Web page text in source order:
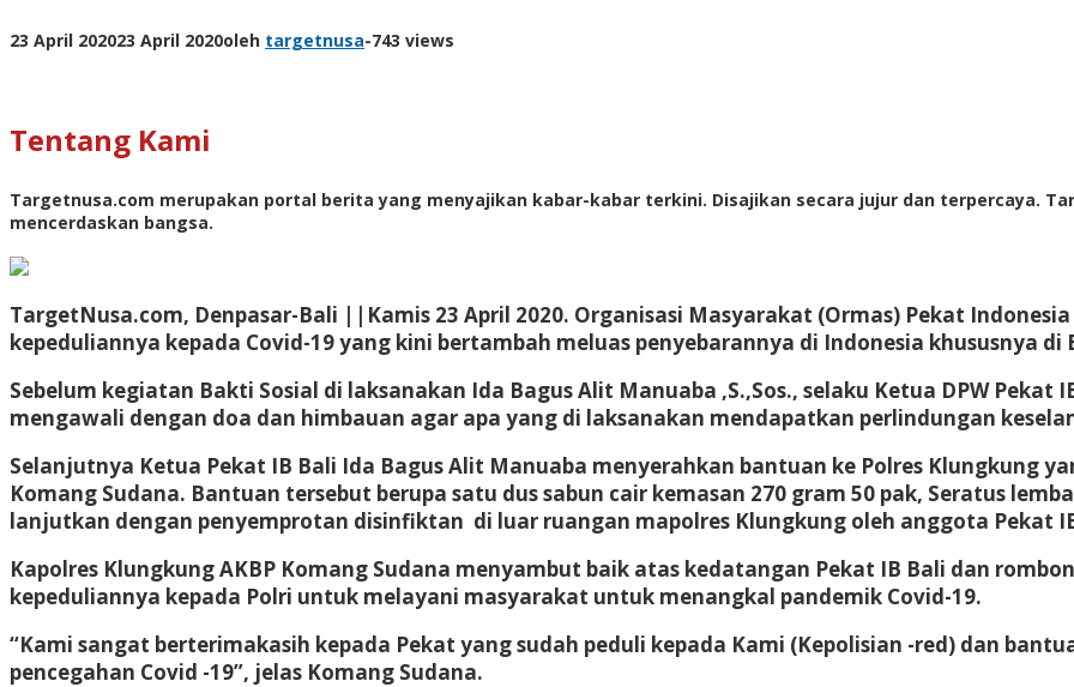
23 April 202023 April 2020oleh targetnusa-743 views
Tentang Kami
Targetnusa.com merupakan portal berita yang menyajikan kabar-kabar terkini. Disajikan secara jujur dan terpercaya.
mencerdaskan bangsa.
TargetNusa.com, Denpasar-Bali ||Kamis 23 April 2020. Organisasi Masyarakat (Ormas) Pekat
kepeduliannya kepada Covid-19 yang kini bertambah meluas penyebarannya di Indonesia khususnya di
Sebelum kegiatan Bakti Sosial di laksanakan Ida Bagus Alit Manuaba ,S.,Sos., selaku Ketua DPW
mengawali dengan doa dan himbauan agar apa yang di laksanakan mendapatkan perlindungan
Selanjutnya Ketua Pekat IB Bali Ida Bagus Alit Manuaba menyerahkan bantuan ke Polres Klungkung
Komang Sudana. Bantuan tersebut berupa satu dus sabun cair kemasan 270 gram 50 pak, Seratus
lanjutkan dengan penyemprotan disinfiktan di luar ruangan mapolres Klungkung oleh anggota Pekat
Kapolres Klungkung AKBP Komang Sudana menyambut baik atas kedatangan Pekat IB Bali dan
kepeduliannya kepada Polri untuk melayani masyarakat untuk menangkal pandemik Covid-19.
“Kami sangat berterimakasih kepada Pekat yang sudah peduli kepada Kami (Kepolisian -red) dan
pencegahan Covid -19”, jelas Komang Sudana.